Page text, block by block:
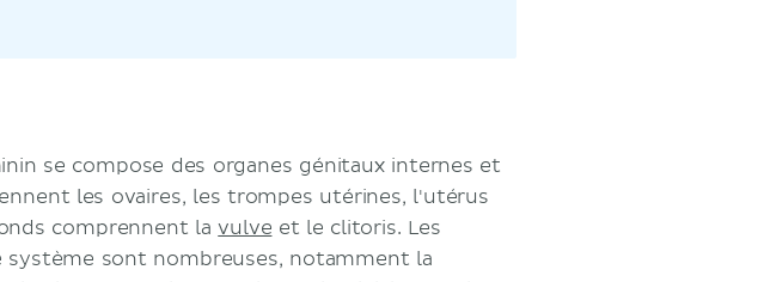
se compose des organes génitaux internes et
les ovaires, les trompes utérines, l'utérus
comprennent lavulve et le clitoris. Les
sont nombreuses, notamment la